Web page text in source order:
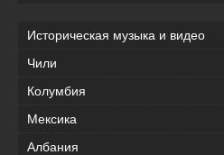
Историческая музыка и видео
Чили
Колумбия
Мексика
Албания